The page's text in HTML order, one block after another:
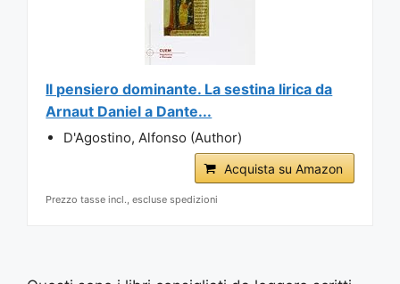
Il pensiero dominante. La sestina lirica da
Arnaut Daniel a Dante...
D'Agostino, Alfonso (Author)
Acquista su Amazon
Prezzo tasse incl., escluse spedizioni